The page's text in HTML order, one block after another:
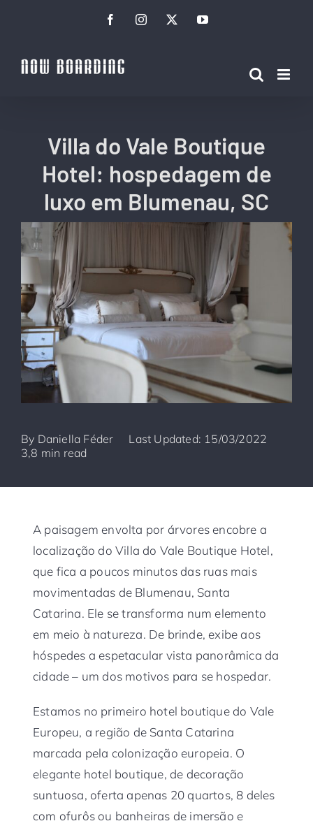
conteúdo
FacebookInstagramTwitterYouTube
Villa do Vale Boutique
Hotel: hospedagem de
luxo em Blumenau, SC
By Daniella Féder
Last Updated: 15/03/2022
3,8 min read
A paisagem envolta por árvores encobre a
localização do Villa do Vale Boutique Hotel,
que fica a poucos minutos das ruas mais
movimentadas de Blumenau, Santa
Catarina. Ele se transforma num elemento
em meio à natureza. De brinde, exibe aos
hóspedes a espetacular vista panorâmica da
cidade – um dos motivos para se hospedar.
Estamos no primeiro hotel boutique do Vale
Europeu, a região de Santa Catarina
marcada pela colonização europeia. O
elegante hotel boutique, de decoração
suntuosa, oferta apenas 20 quartos, 8 deles
com ofurôs ou banheiras de imersão e